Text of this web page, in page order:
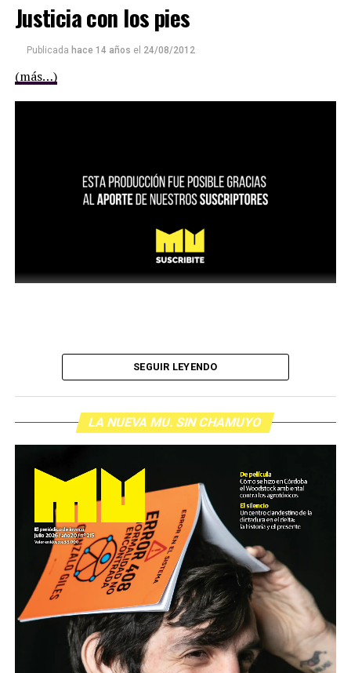
Justicia con los pies
Publicada hace 14 años el 24/08/2012
(más…)
SEGUIR LEYENDO
LA NUEVA MU. SIN CHAMUYO